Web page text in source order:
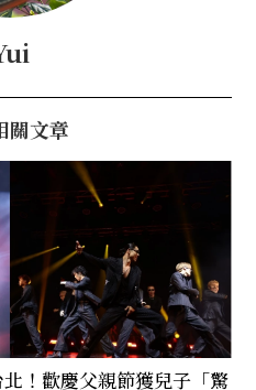
關文章
！歡慶父親節獲兒子「驚